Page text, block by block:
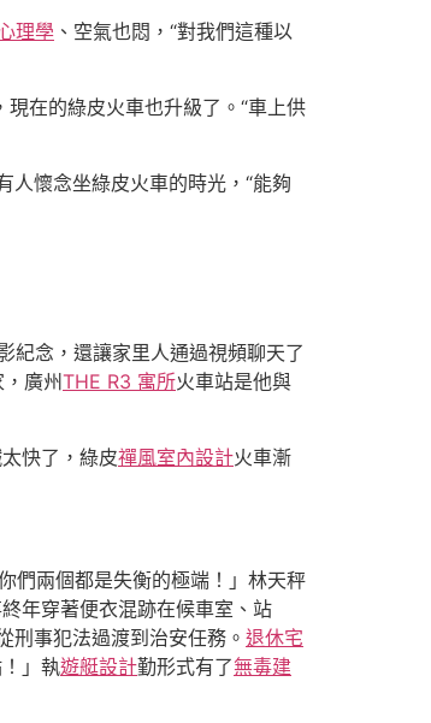
理學 、空氣也悶，“對我們這種以
在的綠皮火車也升級了。“車上供
人懷念坐綠皮火車的時光，“能夠
紀念，還讓家里人通過視頻聊天了
廣州THE R3 寓所火車站是他與
快了，綠皮禪風室內設計火車漸
們兩個都是失衡的極端！」林天秤
年穿著便衣混跡在候車室、站
刑事犯法過渡到治安任務。 退休宅
」執遊艇設計勤形式有了無毒建